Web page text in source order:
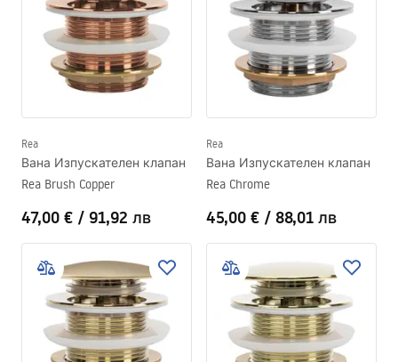
Rea
Вана Изпускателен клапан
Rea Brush Copper
47,00 € / 91,92 лв
Rea
Вана Изпускателен клапан
Rea Chrome
45,00 € / 88,01 лв